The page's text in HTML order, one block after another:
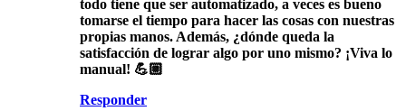
todo tiene que ser automatizado, a veces es bueno
tomarse el tiempo para hacer las cosas con nuestras
propias manos. Además, ¿dónde queda la
satisfacción de lograr algo por uno mismo? ¡Viva lo
manual! 💪🏼
Responder